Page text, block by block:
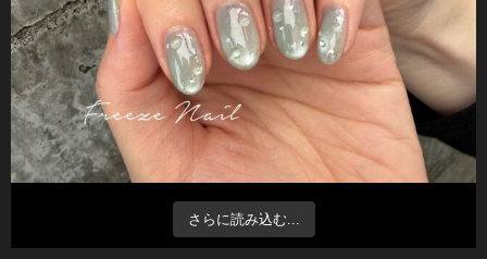
さらに読み込む...